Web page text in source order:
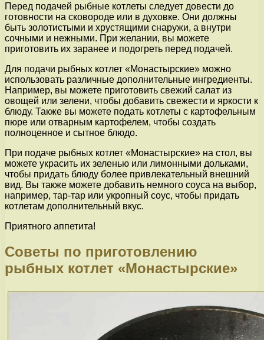
Перед подачей рыбные котлеты следует довести до
готовности на сковороде или в духовке. Они должны
быть золотистыми и хрустящими снаружи, а внутри
сочными и нежными. При желании, вы можете
приготовить их заранее и подогреть перед подачей.
Для подачи рыбных котлет «Монастырские» можно
использовать различные дополнительные ингредиенты.
Например, вы можете приготовить свежий салат из
овощей или зелени, чтобы добавить свежести и яркости к
блюду. Также вы можете подать котлеты с картофельным
пюре или отварным картофелем, чтобы создать
полноценное и сытное блюдо.
При подаче рыбных котлет «Монастырские» на стол, вы
можете украсить их зеленью или лимонными дольками,
чтобы придать блюду более привлекательный внешний
вид. Вы также можете добавить немного соуса на выбор,
например, тар-тар или укропный соус, чтобы придать
котлетам дополнительный вкус.
Приятного аппетита!
Советы по приготовлению
рыбных котлет «Монастырские»